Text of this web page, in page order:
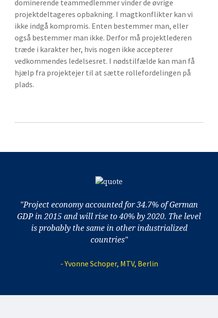
dominerende teammedlemmer vinder de øvrige
projektdeltageres opbakning. I magtkonflikter kan vi
ikke indgå kompromis. Enten bestemmer man, eller
også bestemmer man ikke. Derfor må projektlederen
træde i karakter her, hvis nogen ikke accepterer
vedkommendes ledelsesret. I nødstilfælde kan man få
hjælp fra projektejer til at sætte rollefordelingen på
plads.
"Project economy accounted for 34.7% of German
GDP in 2015 and will rise to 40% by 2020. The level
is probably the same in other industrialized
countries"
- Yvonne Schoper, MTV, Berlin